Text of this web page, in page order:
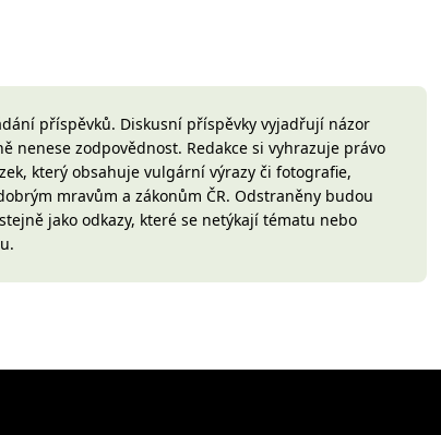
příspěvků. Diskusní příspěvky vyjadřují názor
nenese zodpovědnost. Redakce si vyhrazuje právo
který obsahuje vulgární výrazy či fotografie,
mravům a zákonům ČR. Odstraněny budou
jako odkazy, které se netýkají tématu nebo